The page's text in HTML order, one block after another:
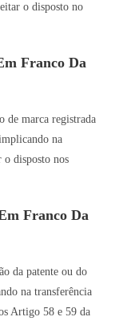
o disposto no
Franco Da
de marca registrada
na
o disposto nos
Franco Da
da patente ou do
na transferência
Artigo 58 e 59 da